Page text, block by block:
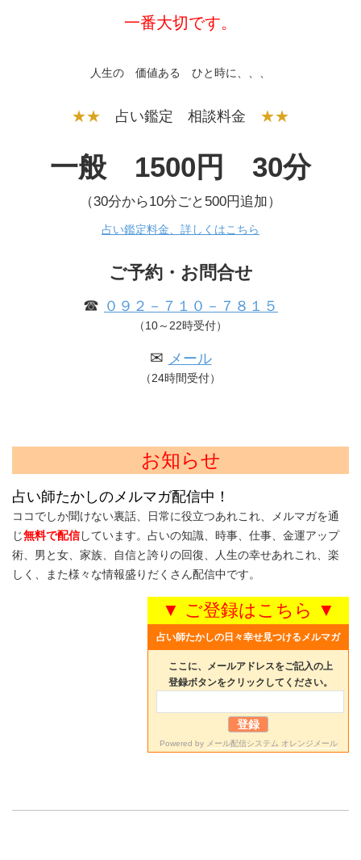
一番大切です。
人生の 価値ある ひと時に、、、
★★ 占い鑑定 相談料金 ★★
一般 1500円 30分
（30分から10分ごと500円追加）
占い鑑定料金、詳しくはこちら
ご予約・お問合せ
☎ ０９２－７１０－７８１５
（10～22時受付）
✉ メール
（24時間受付）
お知らせ
占い師たかしのメルマガ配信中！
ココでしか聞けない裏話、日常に役立つあれこれ、メルマガを通
じ無料で配信しています。占いの知識、時事、仕事、金運アップ
術、男と女、家族、自信と誇りの回復、人生の幸せあれこれ、楽
しく、また様々な情報盛りだくさん配信中です。
▼ ご登録はこちら ▼
占い師たかしの日々幸せ見つけるメルマガ
ここに、メールアドレスをご記入の上
登録ボタンをクリックしてください。
Powered by メール配信システム オレンジメール